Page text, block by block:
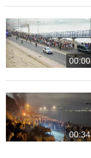
00:00
00:34